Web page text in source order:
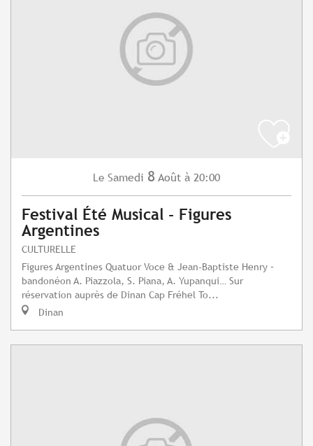
Le Samedi 8 Août à 20:00
Festival Été Musical - Figures
Argentines
CULTURELLE
Figures Argentines Quatuor Voce & Jean-Baptiste Henry –
bandonéon A. Piazzola, S. Piana, A. Yupanqui… Sur
réservation auprès de Dinan Cap Fréhel To...
Dinan